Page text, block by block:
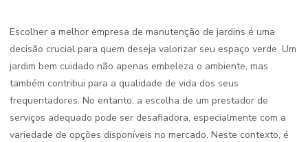
Escolher a melhor empresa de manutenção de jardins é uma
decisão crucial para quem deseja valorizar seu espaço verde. Um
jardim bem cuidado não apenas embeleza o ambiente, mas
também contribui para a qualidade de vida dos seus
frequentadores. No entanto, a escolha de um prestador de
serviços adequado pode ser desafiadora, especialmente com a
variedade de opções disponíveis no mercado. Neste contexto, é